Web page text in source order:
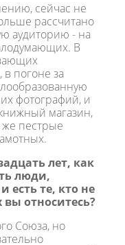
сейчас не
рассчитано
аудиторию - на
В
погоне за
фотографий, и
магазин,
же пестрые
лет, как
люди,
есть те, кто не
относитесь?
Союза, но